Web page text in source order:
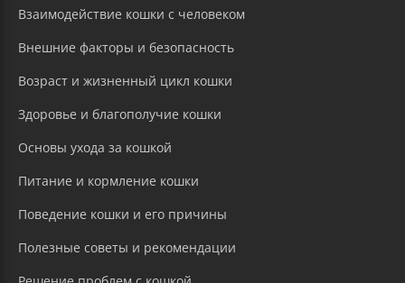
Взаимодействие кошки с человеком
Внешние факторы и безопасность
Возраст и жизненный цикл кошки
Здоровье и благополучие кошки
Основы ухода за кошкой
Питание и кормление кошки
Поведение кошки и его причины
Полезные советы и рекомендации